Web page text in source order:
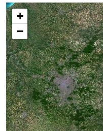
+
−